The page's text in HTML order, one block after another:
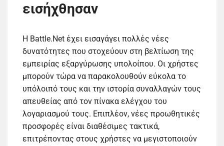
εισήχθησαν
Η Battle.Net έχει εισαγάγει πολλές νέες
δυνατότητες που στοχεύουν στη βελτίωση της
εμπειρίας εξαργύρωσης υπολοίπου. Οι χρήστες
μπορούν τώρα να παρακολουθούν εύκολα το
υπόλοιπό τους και την ιστορία συναλλαγών τους
απευθείας από τον πίνακα ελέγχου του
λογαριασμού τους. Επιπλέον, νέες προωθητικές
προσφορές είναι διαθέσιμες τακτικά,
επιτρέποντας στους χρήστες να μεγιστοποιούν